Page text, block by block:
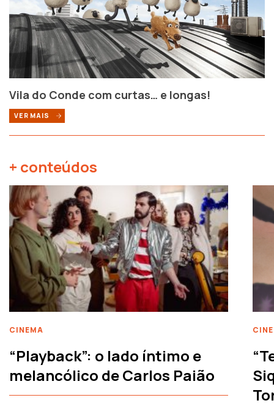
Vila do Conde com curtas… e longas!
VER MAIS
+ conteúdos
CINEMA
“Playback”: o lado íntimo e
melancólico de Carlos Paião